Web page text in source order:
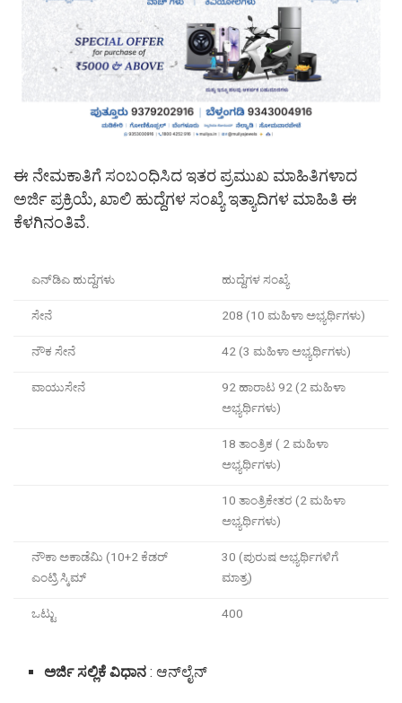
ಈ ನೇಮಕಾತಿಗೆ ಸಂಬಂಧಿಸಿದ ಇತರ ಪ್ರಮುಖ ಮಾಹಿತಿಗಳಾದ
ಅರ್ಜಿ ಪ್ರಕ್ರಿಯೆ, ಖಾಲಿ ಹುದ್ದೆಗಳ ಸಂಖ್ಯೆ ಇತ್ಯಾದಿಗಳ ಮಾಹಿತಿ ಈ
ಕೆಳಗಿನಂತಿವೆ.
ಎನ್​ಡಿಎ ಹುದ್ದೆಗಳು ಹುದ್ದೆಗಳ ಸಂಖ್ಯೆ
ಸೇನೆ 208 (10 ಮಹಿಳಾ ಅಭ್ಯರ್ಥಿಗಳು)
ನೌಕ ಸೇನೆ 42 (3 ಮಹಿಳಾ ಅಭ್ಯರ್ಥಿಗಳು)
ವಾಯುಸೇನೆ
92 ಹಾರಾಟ 92 (2 ಮಹಿಳಾ
ಅಭ್ಯರ್ಥಿಗಳು)
18 ತಾಂತ್ರಿಕ ( 2 ಮಹಿಳಾ
ಅಭ್ಯರ್ಥಿಗಳು)
10 ತಾಂತ್ರಿಕೇತರ (2 ಮಹಿಳಾ
ಅಭ್ಯರ್ಥಿಗಳು)
ನೌಕಾ ಅಕಾಡೆಮಿ (10+2 ಕೆಡರ್​​
ಎಂಟ್ರಿ ಸ್ಕಿಮ್​​
30 (ಪುರುಷ ಅಭ್ಯರ್ಥಿಗಳಿಗೆ
ಮಾತ್ರ)
ಒಟ್ಟು 400
ಅರ್ಜಿ ಸಲ್ಲಿಕೆ ವಿಧಾನ : ಆನ್​​ಲೈನ್​